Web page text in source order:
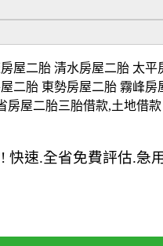
二胎 清水房屋二胎 太
胎 東勢房屋二胎 霧峰
屋二胎三胎借款,土地借
速.全省免費評估.急